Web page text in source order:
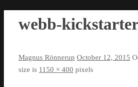
webb-
Magnus Rönnerup October 12, 2015
size is 1150 × 400 pixels